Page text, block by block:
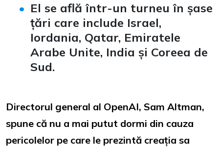
El se află într-un turneu în șase
țări care include Israel,
Iordania, Qatar, Emiratele
Arabe Unite, India și Coreea de
Sud.
Directorul general al OpenAI, Sam Altman,
spune că nu a mai putut dormi din cauza
pericolelor pe care le prezintă creația sa